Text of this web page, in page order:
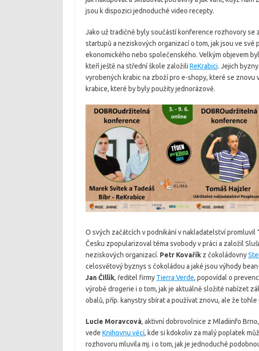
jsou k dispozici jednoduché video recepty.
Jako už tradičně byly součástí konference rozhovory
startupů a neziskových organizací o tom, jak jsou ve
ekonomického nebo společenského. Velkým objevem
kteří ještě na střední škole založili ReKrabici. Jejich
vyrobených krabic na zboží pro e-shopy, které se znovu
krabice, které by byly použity jednorázově.
O svých začátcích v podnikání v nakladatelství promluvil
Česku zpopularizoval téma svobody v práci a založil
neziskových organizací. Petr Kovaříkz čokoládovny
celosvětový byznys s čokoládou a jaké jsou výhody
Jan Čillík, ředitel firmy Tierra Verde, popovídal o
výrobě drogerie i o tom, jak je aktuálně složité nabízet
obalů, příp. kanystry sbírat a používat znovu, ale že tohle
Lucie Moravcová, aktivní dobrovolnice z Mladiinfo
vede Knihovnu věcí, kde si kdokoliv za malý poplatek
rozhovoru mluvila mj. i o tom, jak je jednoduché